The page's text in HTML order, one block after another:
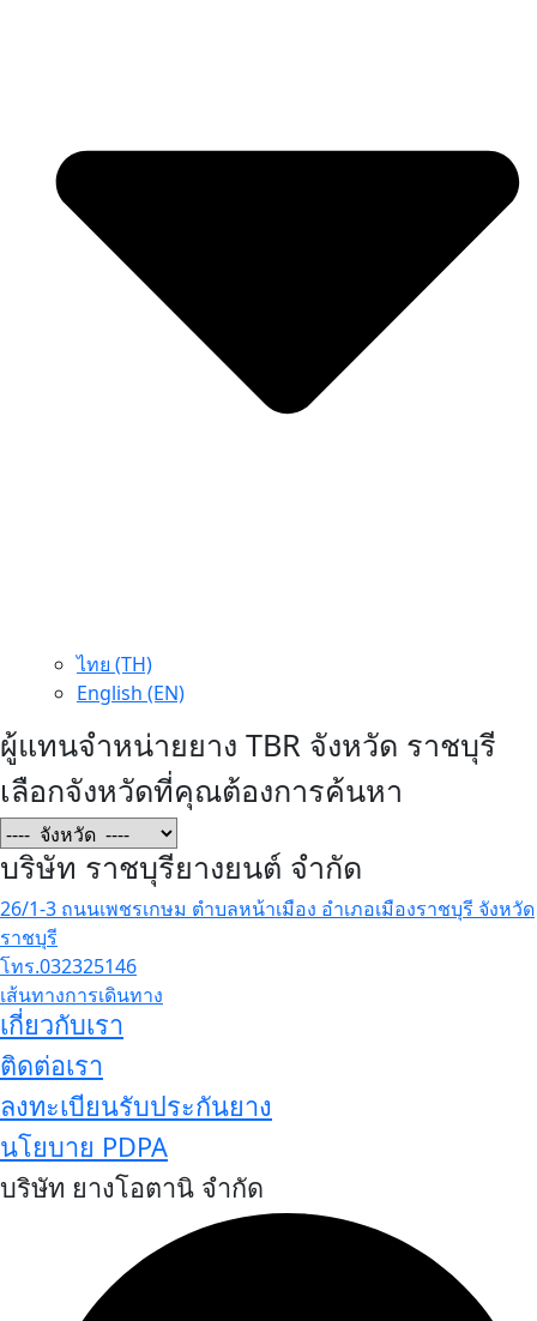
ไทย (TH)
English (EN)
ผู้แทนจำหน่ายยาง TBR จังหวัด ราชบุรี
เลือกจังหวัดที่คุณต้องการค้นหา
บริษัท ราชบุรียางยนต์ จำกัด
26/1-3 ถนนเพชรเกษม ตำบลหน้าเมือง อำเภอเมืองราชบุรี จังหวัด
ราชบุรี
โทร.032325146
เส้นทางการเดินทาง
เกี่ยวกับเรา
ติดต่อเรา
ลงทะเบียนรับประกันยาง
นโยบาย PDPA
บริษัท ยางโอตานิ จำกัด